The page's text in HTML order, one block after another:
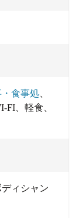
食事処、
FI、 軽食、
ディシャン